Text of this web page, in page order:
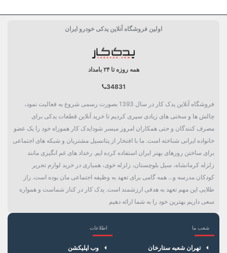
جعبه تکی
رادیاتور و خنک کننده
اولین فروشگاه آنلاین یدکی خودرو ایران
همه روزه تا ۲۴ بامداد
34831
فروشگاه آنلاین یدک کار در سال 1393 بصورت رسمی شروع به فعالیت نمود،
چالش ها و سختی های زیادی سپری کردیم تا خرید آنلاین قطعات یدکی برای
مصرف کنندگان و حتی همکاران امروز میسر شود!یدک کار هموراه خود را یک عضو
خانواده ایرانی شناخته است. ما با افتخار از پتانسیل مشتریان و شبکه های اجتماعی
برای ساختن روزهای بهتر ایران استفاده کرده ایم. رخداد های غم انگیزی مانند
زلزله کرمانشاه، سیل بلوچستان، زلزله خوی، همیاری در خرید لوازم تحریر
کودکان مدرسه و... همه گامی برای تعهد به وظیفه اجتماعی مان بوده است. راز
طلایی این مهم تعهد به هدفی ارزشمند است. یدک کار در کنار شماست و همواره
سعی داریم بهترین خود را به شما ارائه دهیم
شعب ما
تهران شعبه ستارخان
اطلاعات
وب اپلیکشن ×